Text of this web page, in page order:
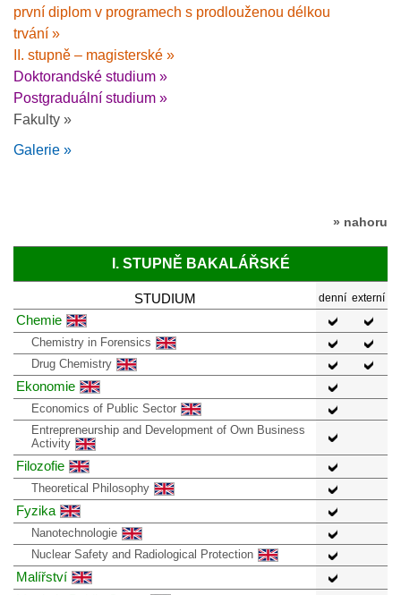
první diplom v programech s prodlouženou délkou
trvání »
II. stupně – magisterské »
Doktorandské studium »
Postgraduální studium »
Fakulty »
Galerie »
» nahoru
I. STUPNĚ BAKALÁŘSKÉ
STUDIUM denní externí
Chemie
Chemistry in Forensics
Drug Chemistry
Ekonomie
Economics of Public Sector
Entrepreneurship and Development of Own Business
Activity
Filozofie
Theoretical Philosophy
Fyzika
Nanotechnologie
Nuclear Safety and Radiological Protection
Malířství